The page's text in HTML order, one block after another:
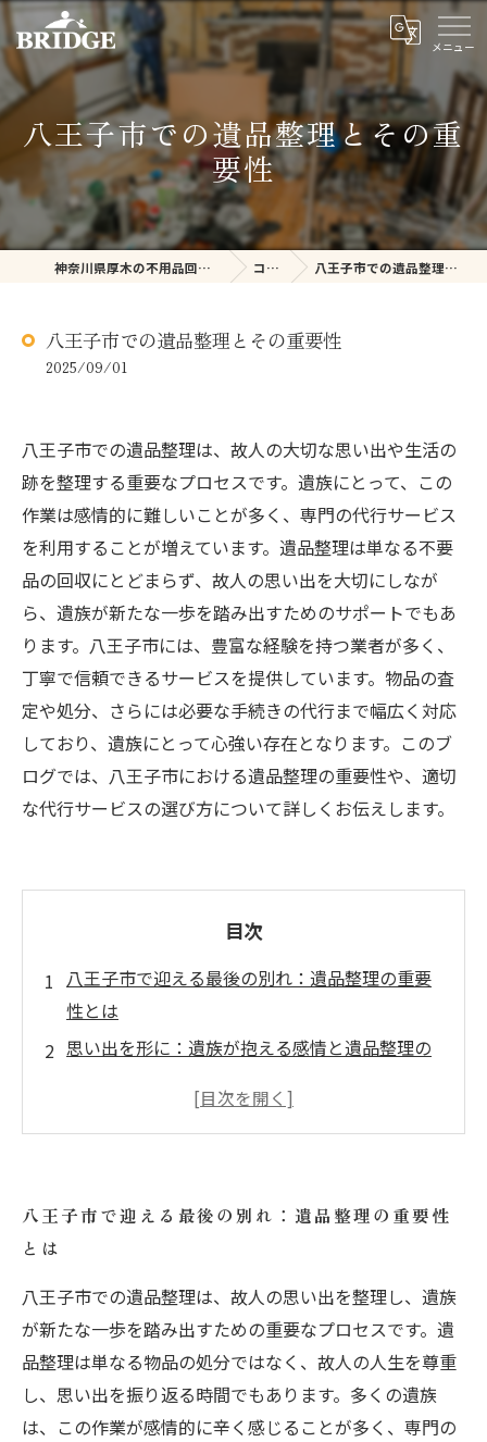
八王子市での遺品整理とその重
要性
神奈川県厚木の不用品回収ならBRIDGE コラム 八王子市での遺品整理とその重要性
八王子市での遺品整理とその重要性
2025/09/01
八王子市での遺品整理は、故人の大切な思い出や生活の
跡を整理する重要なプロセスです。遺族にとって、この
作業は感情的に難しいことが多く、専門の代行サービス
を利用することが増えています。遺品整理は単なる不要
品の回収にとどまらず、故人の思い出を大切にしなが
ら、遺族が新たな一歩を踏み出すためのサポートでもあ
ります。八王子市には、豊富な経験を持つ業者が多く、
丁寧で信頼できるサービスを提供しています。物品の査
定や処分、さらには必要な手続きの代行まで幅広く対応
しており、遺族にとって心強い存在となります。このブ
ログでは、八王子市における遺品整理の重要性や、適切
な代行サービスの選び方について詳しくお伝えします。
目次
八王子市で迎える最後の別れ：遺品整理の重要
性とは
思い出を形に：遺族が抱える感情と遺品整理の
専門家に頼むべき理由：遺品整理代行サービス
ビスの見極め方
スの影響
遺族を支える：遺品整理業者の実績と体験談
未来を見据えて：八王子市における遺品整理の
結論と今後の展望
八王子市で迎える最後の別れ：遺品整理の重要性
とは
八王子市での遺品整理は、故人の思い出を整理し、遺族
が新たな一歩を踏み出すための重要なプロセスです。遺
品整理は単なる物品の処分ではなく、故人の人生を尊重
し、思い出を振り返る時間でもあります。多くの遺族
は、この作業が感情的に辛く感じることが多く、専門の